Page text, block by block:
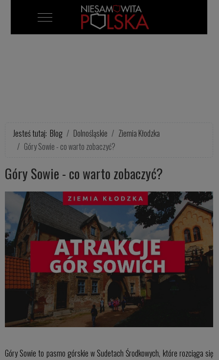
Mobile Menu Toggle
Jesteś tutaj: Blog Dolnośląskie
Ziemia Kłodzka
Góry Sowie - co warto zobaczyć?
Góry Sowie - co warto zobaczyć?
Góry Sowie to pasmo górskie w Sudetach Środkowych, które rozciąga się